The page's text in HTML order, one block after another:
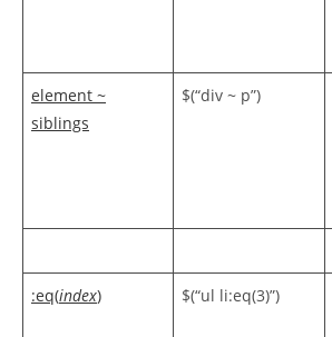
element ~
siblings
$(“div ~ p”)
:eq(index) $(“ul li:eq(3)”)